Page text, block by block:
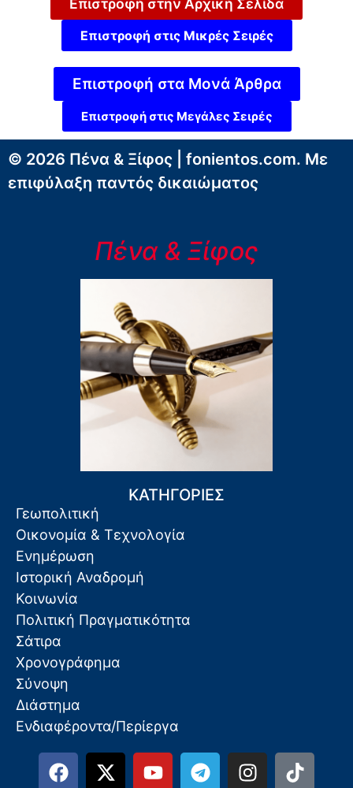
Επιστροφή στην Αρχική Σελίδα
Επιστροφή στις Μικρές Σειρές
Επιστροφή στα Μονά Άρθρα
Επιστροφή στις Μεγάλες Σειρές
© 2026 Πένα & Ξίφος | fonientos.com. Με
επιφύλαξη παντός δικαιώματος
Πένα & Ξίφος
ΚΑΤΗΓΟΡΙΕΣ
Γεωπολιτική
Οικονομία & Τεχνολογία
Ενημέρωση
Ιστορική Αναδρομή
Κοινωνία
Πολιτική Πραγματικότητα
Σάτιρα
Χρονογράφημα
Σύνοψη
Διάστημα
Ενδιαφέροντα/Περίεργα